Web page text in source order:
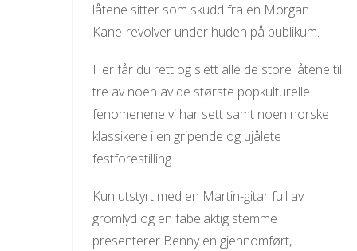
låtene sitter som skudd fra en Morgan
Kane-revolver under huden på publikum.
Her får du rett og slett alle de store låtene til
tre av noen av de største popkulturelle
fenomenene vi har sett samt noen norske
klassikere i en gripende og ujålete
festforestilling.
Kun utstyrt med en Martin-gitar full av
gromlyd og en fabelaktig stemme
presenterer Benny en gjennomført,